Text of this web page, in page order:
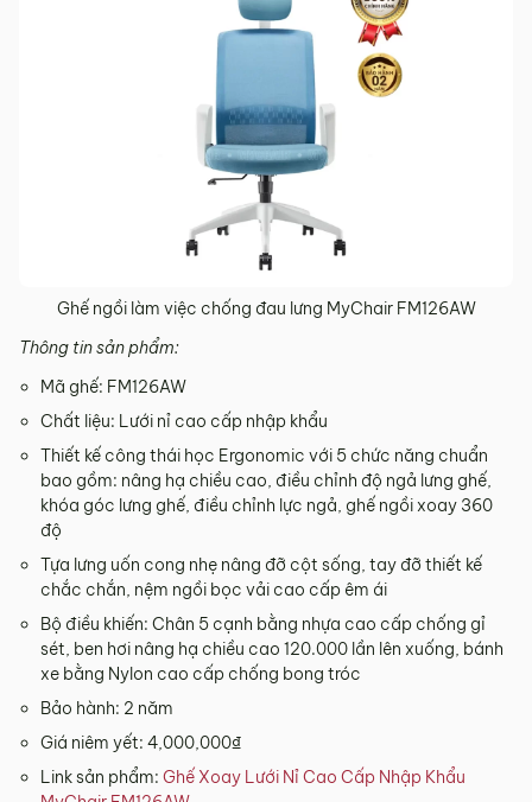
Ghế ngồi làm việc chống đau lưng MyChair FM126AW​
Thông tin sản phẩm:
Mã ghế: FM126AW
Chất liệu: Lưới nỉ cao cấp nhập khẩu
Thiết kế công thái học Ergonomic với 5 chức năng chuẩn
bao gồm: nâng hạ chiều cao, điều chỉnh độ ngả lưng ghế,
khóa góc lưng ghế, điều chỉnh lực ngả, ghế ngồi xoay 360
độ
Tựa lưng uốn cong nhẹ nâng đỡ cột sống, tay đỡ thiết kế
chắc chắn, nệm ngồi bọc vải cao cấp êm ái
Bộ điều khiến: Chân 5 cạnh bằng nhựa cao cấp chống gỉ
sét, ben hơi nâng hạ chiều cao 120.000 lần lên xuống, bánh
xe bằng Nylon cao cấp chống bong tróc
Bảo hành: 2 năm
Giá niêm yết: 4,000,000₫
Link sản phẩm: Ghế Xoay Lưới Nỉ Cao Cấp Nhập Khẩu